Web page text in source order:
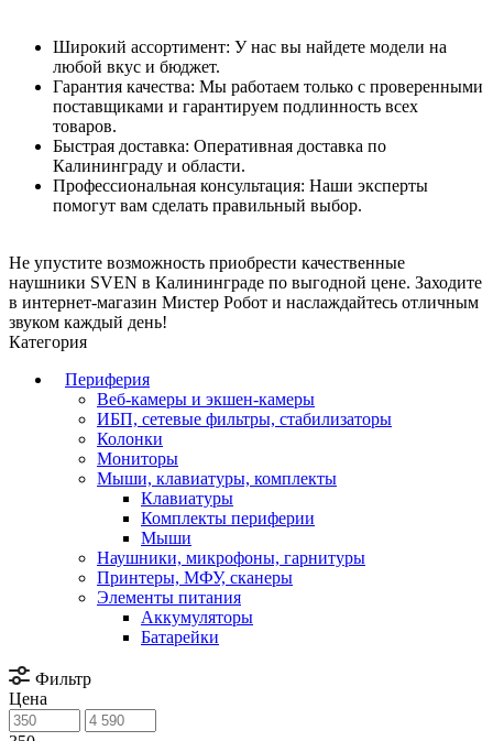
Широкий ассортимент: У нас вы найдете модели на
любой вкус и бюджет.
Гарантия качества: Мы работаем только с проверенными
поставщиками и гарантируем подлинность всех
товаров.
Быстрая доставка: Оперативная доставка по
Калининграду и области.
Профессиональная консультация: Наши эксперты
помогут вам сделать правильный выбор.
Не упустите возможность приобрести качественные
наушники SVEN в Калининграде по выгодной цене. Заходите
в интернет-магазин Мистер Робот и наслаждайтесь отличным
звуком каждый день!
Категория
Периферия
Веб-камеры и экшен-камеры
ИБП, сетевые фильтры, стабилизаторы
Колонки
Мониторы
Мыши, клавиатуры, комплекты
Клавиатуры
Комплекты периферии
Мыши
Наушники, микрофоны, гарнитуры
Принтеры, МФУ, сканеры
Элементы питания
Аккумуляторы
Батарейки
Фильтр
Цена